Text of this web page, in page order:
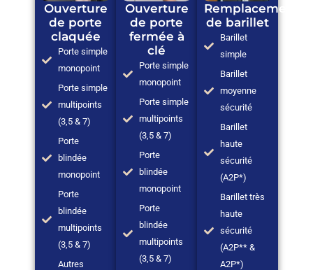
Ouverture
de porte
claquée
Porte simple
monopoint
Porte simple
multipoints
(3,5 & 7)
Porte
blindée
monopoint
Porte
blindée
multipoints
(3,5 & 7)
Autres
Ouverture
de porte
fermée à
clé
Porte simple
monopoint
Porte simple
multipoints
(3,5 & 7)
Porte
blindée
monopoint
Porte
blindée
multipoints
(3,5 & 7)
Remplacement
de barillet
Barillet
simple
Barillet
moyenne
sécurité
Barillet
haute
sécurité
(A2P*)
Barillet très
haute
sécurité
(A2P** &
A2P*)